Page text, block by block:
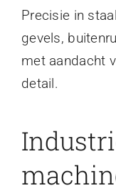
Precisie in
gevels,
met aandacht
detail.